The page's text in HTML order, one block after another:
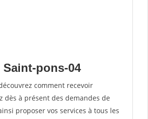
pons-04
comment recevoir
dès à présent des demandes de
proposer vos services à tous les